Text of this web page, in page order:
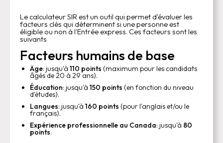
Le calculateur SIR est un outil qui permet d'évaluer les
facteurs clés qui déterminent si une personne est
éligible ou non à l'Entrée express. Ces facteurs sont les
suivants
Facteurs humains de base
Âge: jusqu'à 110 points (maximum pour les candidats
âgés de 20 à 29 ans).
Éducation: jusqu'à 150 points (en fonction du niveau
d'études).
Langues: jusqu'à 160 points (pour l'anglais et/ou le
français).
Expérience professionnelle au Canada: jusqu'à 80
points.